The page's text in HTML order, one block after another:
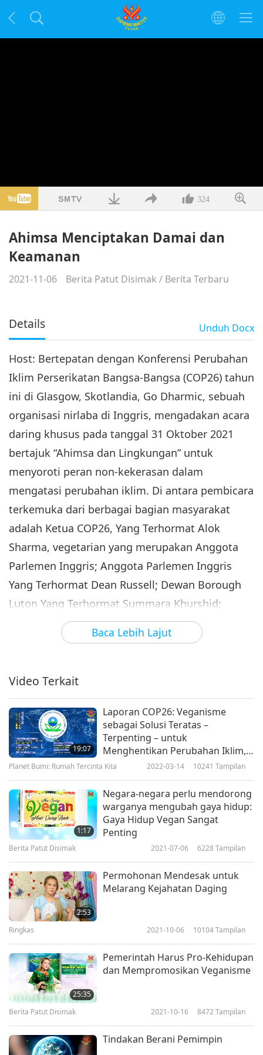
324
Ahimsa Menciptakan Damai dan
Keamanan
2021-11-06 Berita Patut Disimak / Berita Terbaru
Details Unduh Docx
Baca Lebih Lajut
Host: Bertepatan dengan Konferensi Perubahan
Iklim Perserikatan Bangsa-Bangsa (COP26) tahun
ini di Glasgow, Skotlandia, Go Dharmic, sebuah
organisasi nirlaba di Inggris, mengadakan acara
daring khusus pada tanggal 31 Oktober 2021
bertajuk “Ahimsa dan Lingkungan” untuk
menyoroti peran non-kekerasan dalam
mengatasi perubahan iklim. Di antara pembicara
terkemuka dari berbagai bagian masyarakat
adalah Ketua COP26, Yang Terhormat Alok
Sharma, vegetarian yang merupakan Anggota
Parlemen Inggris; Anggota Parlemen Inggris
Yang Terhormat Dean Russell; Dewan Borough
Luton Yang Terhormat Summara Khurshid;
Anggota Parlemen India Yang Terhormat
Maneka Gandhi, yang adalah vegan dan
Cemerlang; dan Dr.Sailesh Rao, vegan pendiri
Penyembuh Iklim dan penerima Penghargaan
Dunia Cemerlang untuk Perlindungan Bumi.
Ketua Go Dharmic Bapak Hanuman Dass juga
menyampaikan undangan kepada Yang Terkasih
Maha Guru Ching Hai untuk membagikan
kebijaksanaan Beliau dalam kesempatan ini.
Guru menerimanya dengan pidato yang
bersungguh-sungguh berikut ini.
Segala puji bagi Tuhan Yang Mahakuasa! Salam,
untuk Anda semua jiwa yang agung dalam
dekapan Kasih Tuhan! Terima kasih, Dr. Sailesh
Rao, Ketua Hanuman Dass, dan semua
penyelenggara dan sukarelawan yang terhormat
atas undangan Anda untuk acara yang luar biasa
ini demi kepentingan dunia, dan semoga Anda
sukses. Salam hormat saya juga untuk semua
peserta yang baik dan terhormat. Semoga Anda
semua mendapatkan Rahmat Tuhan! Kita benar-
Video Terkait
19:07
Laporan COP26: Veganisme
sebagai Solusi Teratas –
Terpenting – untuk
Menghentikan Perubahan Iklim,
Bagian 1 dari 2
Planet Bumi: Rumah Tercinta Kita 2022-03-14 10241 Tampilan
1:17
Negara-negara perlu mendorong
warganya mengubah gaya hidup:
Gaya Hidup Vegan Sangat
Penting
Berita Patut Disimak 2021-07-06 6228 Tampilan
2:53
Permohonan Mendesak untuk
Melarang Kejahatan Daging
Ringkas 2021-10-06 10104Tampilan
25:35
Pemerintah Harus Pro-Kehidupan
dan Mempromosikan Veganisme
Berita Patut Disimak 2021-10-16 8472 Tampilan
Tindakan Berani Pemimpin